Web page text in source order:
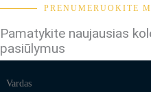
PRENUMERUOKITE
Pamatykite naujausias
pasiūlymus